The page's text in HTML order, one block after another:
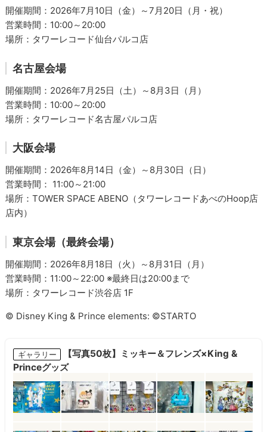
開催期間：2026年7月10日（金）～7月20日（月・祝）
営業時間：10:00～20:00
場所：タワーレコード仙台パルコ店
名古屋会場
開催期間：2026年7月25日（土）～8月3日（月）
営業時間：10:00～20:00
場所：タワーレコード名古屋パルコ店
大阪会場
開催期間：2026年8月14日（金）～8月30日（日）
営業時間： 11:00～21:00
場所：TOWER SPACE ABENO（タワーレコードあべのHoop店
店内）
東京会場（最終会場）
開催期間：2026年8月18日（火）～8月31日（月）
営業時間：11:00～22:00 ※最終日は20:00まで
場所：タワーレコード渋谷店 1F
© Disney King & Prince elements: ©STARTO
ギャラリー
【写真50枚】ミッキー＆フレンズ×King &
Princeグッズ